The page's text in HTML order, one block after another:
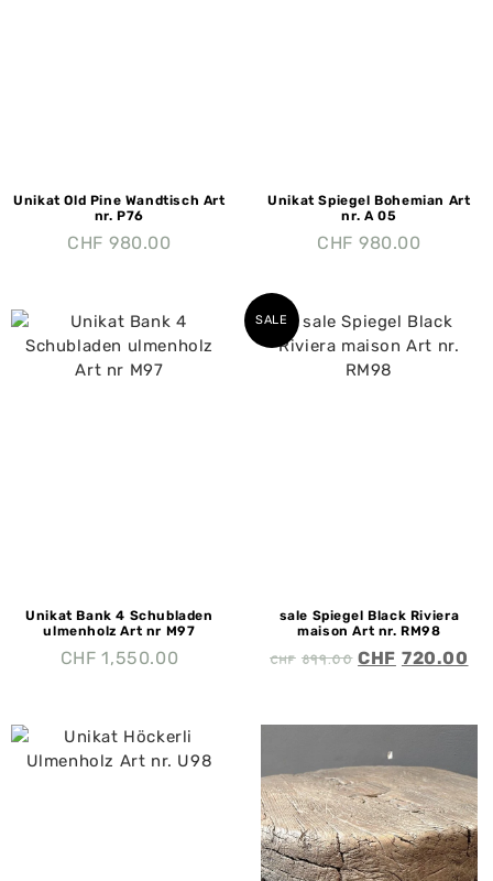
Unikat Old Pine Wandtisch Art
nr. P76
CHF 980.00
Unikat Spiegel Bohemian Art
nr. A 05
CHF 980.00
Unikat Bank 4 Schubladen
ulmenholz Art nr M97
CHF 1,550.00
SALE
sale Spiegel Black Riviera
maison Art nr. RM98
CHF899.00 CHF 720.00